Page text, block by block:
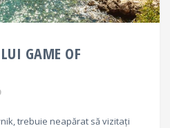
GAME OF
trebuie neapărat să vizitați